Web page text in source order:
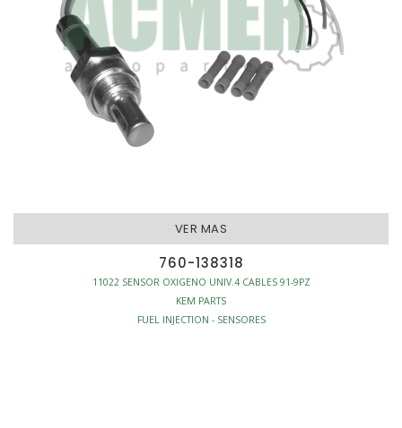
VER MAS
760-138318
11022 SENSOR OXIGENO UNIV.4 CABLES 91-9PZ
KEM PARTS
FUEL INJECTION - SENSORES